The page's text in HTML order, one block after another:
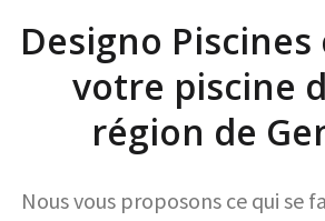
Designo
votre piscine
région de
Nous vous proposons ce qui se